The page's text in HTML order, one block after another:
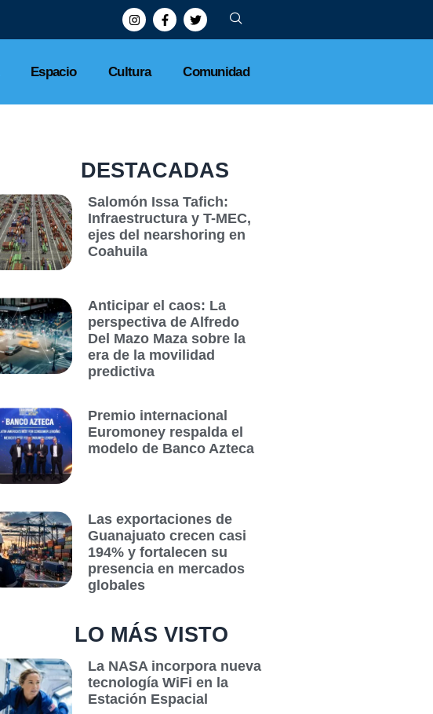
Espacio Cultura Comunidad
DESTACADAS
Salomón Issa Tafich:
Infraestructura y T-MEC,
ejes del nearshoring en
Coahuila
Anticipar el caos: La
perspectiva de Alfredo
Del Mazo Maza sobre la
era de la movilidad
predictiva
Premio internacional
Euromoney respalda el
modelo de Banco Azteca
Las exportaciones de
Guanajuato crecen casi
194% y fortalecen su
presencia en mercados
globales
LO MÁS VISTO
La NASA incorpora nueva
tecnología WiFi en la
Estación Espacial